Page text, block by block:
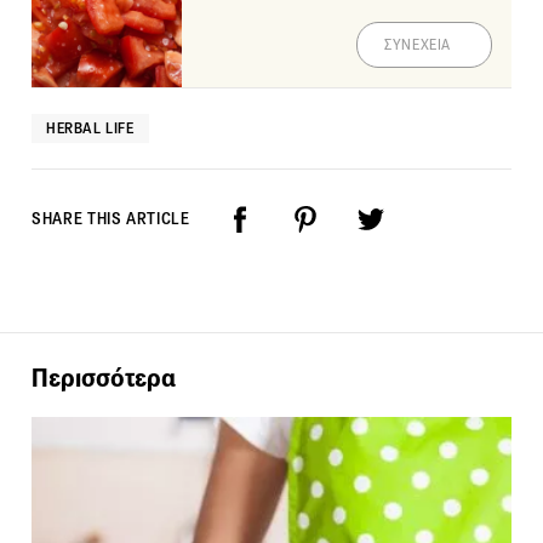
ΣΥΝΕΧΕΙΑ
HERBAL LIFE
SHARE THIS ARTICLE
Περισσότερα